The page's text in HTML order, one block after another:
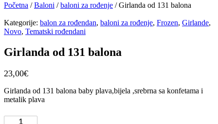
Početna /Baloni /baloni za rođenje / Girlanda od 131 balona
Kategorije: balon za rođendan, baloni za rođenje, Frozen, Girlande,
Novo, Tematski rođendani
Girlanda od 131 balona
23,00€
Girlanda od 131 balona baby plava,bijela ,srebrna sa konfetama i
metalik plava
Girlanda